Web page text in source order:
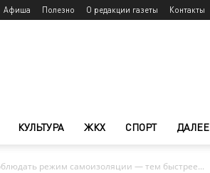
Афиша Полезно О редакции газеты Контакты
КУЛЬТУРА ЖКХ СПОРТ ДАЛЕЕ
режим самоизоляции — тем быстрее...